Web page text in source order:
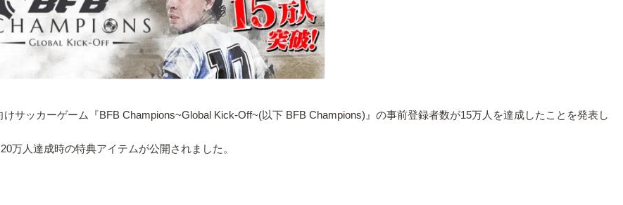
サッカーゲーム『BFB Champions~Global Kick-Off~(以下 BFB Champions)』の事前登録者数が15万人を達成したことを発表し
万人達成時の特典アイテムが公開されました。